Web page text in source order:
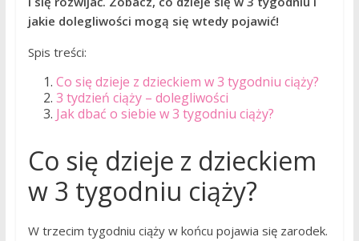
jakie dolegliwości mogą się wtedy pojawić!
Spis treści:
Co się dzieje z dzieckiem w 3 tygodniu ciąży?
3 tydzień ciąży – dolegliwości
Jak dbać o siebie w 3 tygodniu ciąży?
Co się dzieje z dzieckiem
w 3 tygodniu ciąży?
W trzecim tygodniu ciąży w końcu pojawia się zarodek.